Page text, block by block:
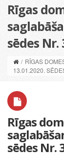
Rīgas
sēdes
/ RĪGAS
13.01.2020.
Rīgas
sēdes Nr.